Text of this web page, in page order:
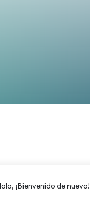
¡Bienvenido de nuevo!